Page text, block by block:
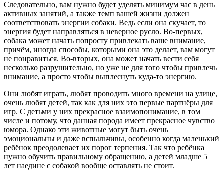
Следовательно, вам нужно будет уделять минимум час в день
активных занятий, а также темп вашей жизни должен
соответствовать энергии собаки. Ведь если она скучает, то
энергия будет направляться в неверное русло. Во-первых,
собака может начать попросту привлекать ваше внимание,
причём, иногда способы, которыми она это делает, вам могут
не понравиться. Во-вторых, она может начать вести себя
несколько разрушительно, но уже не для того чтобы привлечь
внимание, а просто чтобы выплеснуть куда-то энергию.
Они любят играть, любят проводить много времени на улице,
очень любят детей, так как для них это первые партнёры для
игр. С детьми у них прекрасное взаимопонимание, в том
числе и потому, что данная порода имеет прекрасное чувство
юмора. Однако эти животные могут быть очень
эмоциональны и даже вспыльчивы, особенно когда маленький
ребёнок преодолевает их порог терпения. Так что ребёнка
нужно обучить правильному обращению, а детей младше 5
лет наедине с собакой вообще оставлять не стоит.